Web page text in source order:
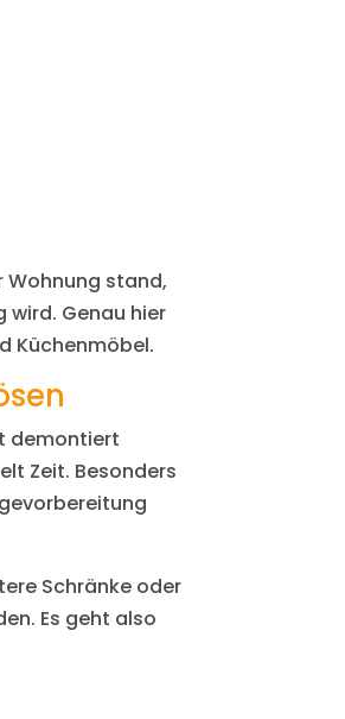
Wohnung stand,
Genau hier
Küchenmöbel.
demontiert
Zeit. Besonders
Schränke oder
Es geht also